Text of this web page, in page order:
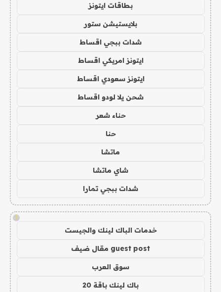
بطاقات ايتونز
بلايستيشن ستور
شدات ببجي اقساط
ايتونز امريكي اقساط
ايتونز سعودي اقساط
شحن يلا لودو اقساط
حناء شعر
حنا
ماتشا
شاي ماتشا
شدات ببجي تمارا
!
خدمات الباك لينك والجيست
guest post مقال ضيف
سوق العرب
باك لينك باقة 20